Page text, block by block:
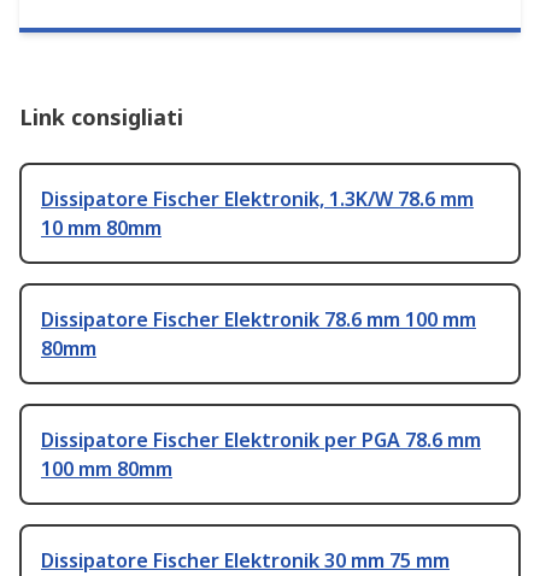
Link consigliati
Dissipatore Fischer Elektronik, 1.3K/W 78.6 mm
10 mm 80mm
Dissipatore Fischer Elektronik 78.6 mm 100 mm
80mm
Dissipatore Fischer Elektronik per PGA 78.6 mm
100 mm 80mm
Dissipatore Fischer Elektronik 30 mm 75 mm